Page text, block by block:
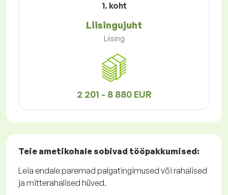
1. koht
Liisingujuht
Liising
2 201 - 8 880 EUR
Teie ametikohale sobivad tööpakkumised:
Leia endale paremad palgatingimused või rahalised
ja mitterahalised hüved.